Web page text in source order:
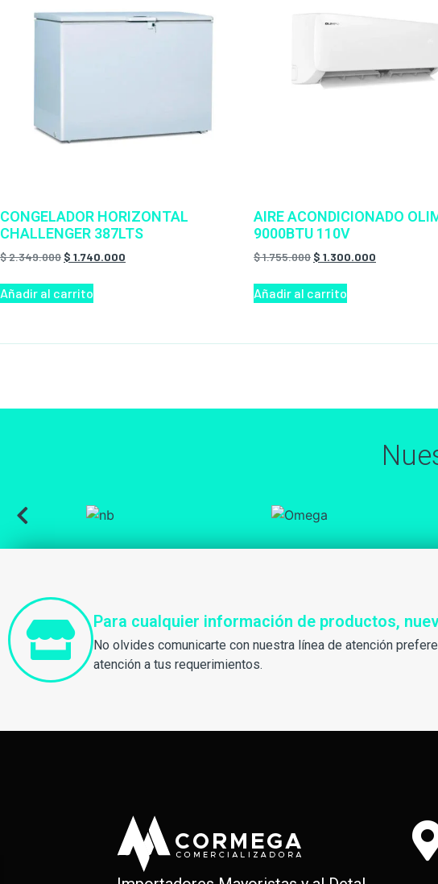
CONGELADOR HORIZONTAL
CHALLENGER 387LTS
$2.349.000 $ 1.740.000
Añadir al carrito
AIRE ACONDICIONADO
9000BTU 110V
$1.755.000 $ 1.300.000
Añadir al carrito
Para cualquier información de productos,
No olvides comunicarte con nuestra línea de atención
atención a tus requerimientos.